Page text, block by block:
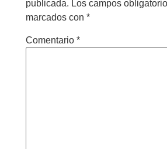
publicada. Los campos
marcados con *
Comentario *